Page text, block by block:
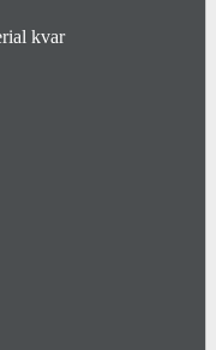
kvar